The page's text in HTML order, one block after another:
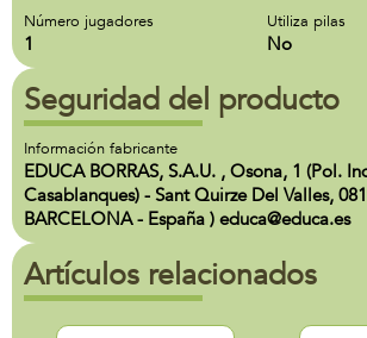
Número jugadores
1
Utiliza pilas
No
Seguridad del producto
Información fabricante
EDUCA BORRAS, S.A.U. , Osona, 1 (Pol.
Casablanques) - Sant Quirze Del Valles,
BARCELONA - España ) educa@educa.es
Artículos relacionados